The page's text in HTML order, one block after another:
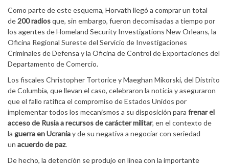
Como parte de este esquema, Horvath llegó a comprar un total
de200 radiosque, sin embargo, fueron decomisadas a tiempo por
los agentes de Homeland Security Investigations New Orleans, la
Oficina Regional Sureste del Servicio de Investigaciones
Criminales de Defensa y la Oficina de Control de Exportaciones del
Departamento de Comercio.
Los fiscales Christopher Tortorice y Maeghan Mikorski, del Distrito
de Columbia, que llevan el caso, celebraron la noticia y aseguraron
que el fallo ratifica el compromiso de Estados Unidos por
implementar todos los mecanismos a su disposición para frenar el
acceso de Rusia a recursos de carácter militar, en el contexto de
la guerra en Ucraniay de su negativa a negociar con seriedad
un acuerdo de paz.
De hecho, la detención se produjo en línea con la importante